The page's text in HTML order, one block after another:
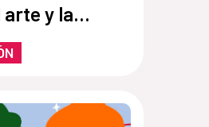
y la
El Salvador